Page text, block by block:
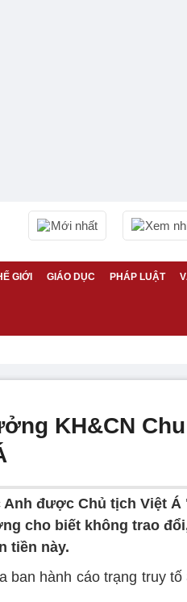
Mới nhất Xem
GIỚI GIÁO DỤC PHÁP LUẬT
KH&CN
Anh được Chủ tịch Việt Á
cho biết không trao
tiền này.
ban hành cáo trạng truy